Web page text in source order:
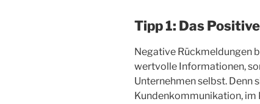
Tipp 1: Das
Negative Rückmeldungen
wertvolle Informationen,
Unternehmen selbst. Denn
Kundenkommunikation,